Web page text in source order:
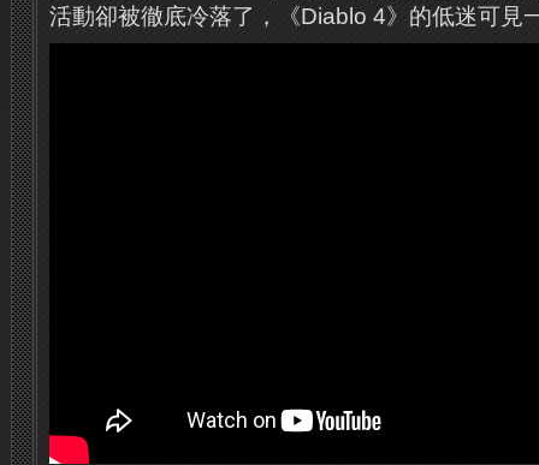
活動卻被徹底冷落了，《Diablo 4》的低迷可見